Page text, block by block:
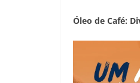
Óleo de Café: